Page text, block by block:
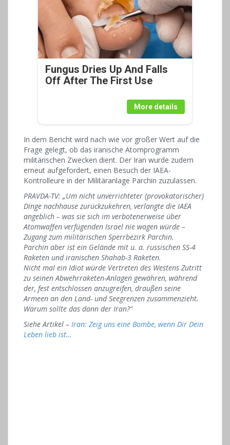
Fungus Dries Up And Falls
Off After The First Use
More details
In dem Bericht wird nach wie vor großer Wert auf die
Frage gelegt, ob das iranische Atomprogramm
militärischen Zwecken dient. Der Iran wurde zudem
erneut aufgefordert, einen Besuch der IAEA-
Kontrolleure in der Militäranlage Parchin zuzulassen.
PRAVDA-TV: „Um nicht unverrichteter (provokatorischer)
Dinge nachhause zurückzukehren, verlangte die IAEA
angeblich – was sie sich im verbotenerweise über
Atomwaffen verfügenden Israel nie wagen würde –
Zugang zum militärischen Sperrbezirk Parchin.
Parchin aber ist ein Gelände mit u. a. russischen SS-4
Raketen und iranischen Shahab-3 Raketen.
Nicht mal ein Idiot würde Vertreten des Westens Zutritt
zu seinen Abwehrraketen-Anlagen gewähren, während
der, fest entschlossen anzugreifen, draußen seine
Armeen an den Land- und Seegrenzen zusammenzieht.
Warum sollte das dann der Iran?“
Siehe Artikel – Iran: Zeig uns eine Bombe, wenn Dir Dein
Leben lieb ist…